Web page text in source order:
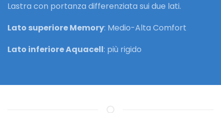
Lastra con portanza differenziata sui due lati.
Lato superiore Memory: Medio-Alta Comfort
Lato inferiore Aquacell: più rigido